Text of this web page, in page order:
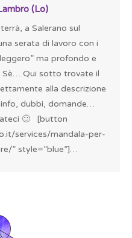
(Lo)
a Salerano sul
serata di lavoro con i
ma profondo e
Sè… Qui sotto trovate il
alla descrizione
dubbi, domande…
🙂 [button
services/mandala-per-
” style=”blue”]…